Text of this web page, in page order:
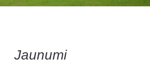
Jaunumi